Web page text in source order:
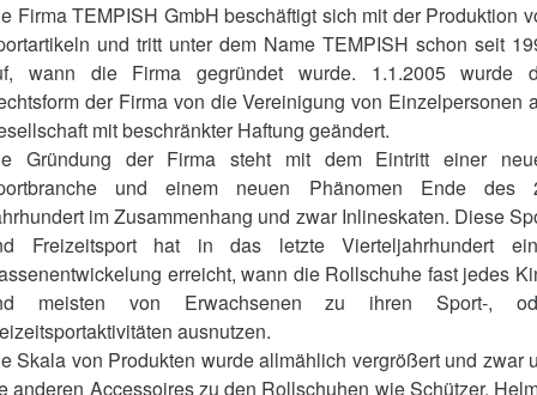
Firma TEMPISH GmbH beschäftigt sich mit der Produktion
und tritt unter dem Name TEMPISH schon seit
wann die Firma gegründet wurde. 1.1.2005 wurde
der Firma von die Vereinigung von Einzelpersonen
mit beschränkter Haftung geändert.
Gründung der Firma steht mit dem Eintritt einer
und einem neuen Phänomen Ende des
im Zusammenhang und zwar Inlineskaten. Diese
Freizeitsport hat in das letzte Vierteljahrhundert
erreicht, wann die Rollschuhe fast jedes
meisten von Erwachsenen zu ihren Sport-,
ausnutzen.
Skala von Produkten wurde allmählich vergrößert und zwar
anderen Accessoires zu den Rollschuhen wie Schützer,